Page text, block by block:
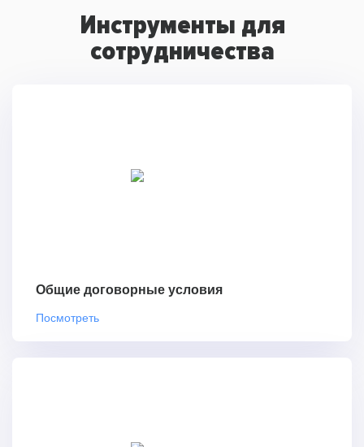
Инструменты для
сотрудничества
Общие договорные условия
Посмотреть